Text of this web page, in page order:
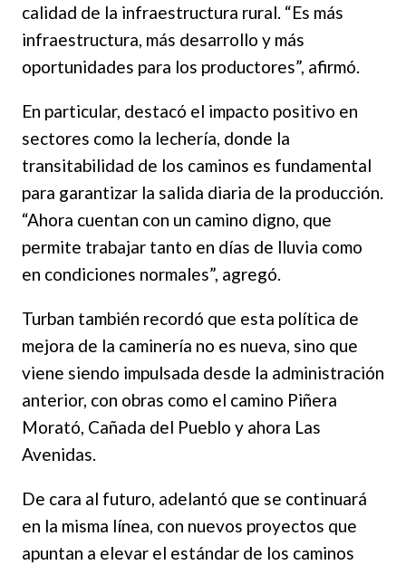
calidad de la infraestructura rural. “Es más
infraestructura, más desarrollo y más
oportunidades para los productores”, afirmó.
En particular, destacó el impacto positivo en
sectores como la lechería, donde la
transitabilidad de los caminos es fundamental
para garantizar la salida diaria de la producción.
“Ahora cuentan con un camino digno, que
permite trabajar tanto en días de lluvia como
en condiciones normales”, agregó.
Turban también recordó que esta política de
mejora de la caminería no es nueva, sino que
viene siendo impulsada desde la administración
anterior, con obras como el camino Piñera
Morató, Cañada del Pueblo y ahora Las
Avenidas.
De cara al futuro, adelantó que se continuará
en la misma línea, con nuevos proyectos que
apuntan a elevar el estándar de los caminos